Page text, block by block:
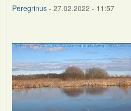
Peregrinus- 27.02.2022 - 11:57